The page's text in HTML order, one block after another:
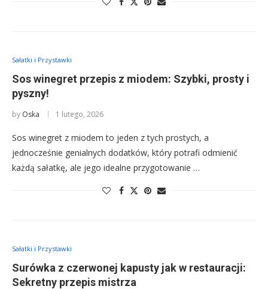
Sałatki i Przystawki
Sos winegret przepis z miodem: Szybki, prosty i
pyszny!
by Oska 1 lutego, 2026
Sos winegret z miodem to jeden z tych prostych, a
jednocześnie genialnych dodatków, który potrafi odmienić
każdą sałatkę, ale jego idealne przygotowanie …
Sałatki i Przystawki
Surówka z czerwonej kapusty jak w restauracji:
Sekretny przepis mistrza